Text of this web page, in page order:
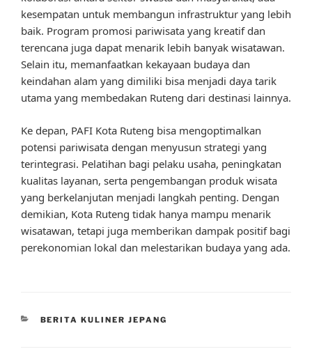
kesempatan untuk membangun infrastruktur yang lebih
baik. Program promosi pariwisata yang kreatif dan
terencana juga dapat menarik lebih banyak wisatawan.
Selain itu, memanfaatkan kekayaan budaya dan
keindahan alam yang dimiliki bisa menjadi daya tarik
utama yang membedakan Ruteng dari destinasi lainnya.
Ke depan, PAFI Kota Ruteng bisa mengoptimalkan
potensi pariwisata dengan menyusun strategi yang
terintegrasi. Pelatihan bagi pelaku usaha, peningkatan
kualitas layanan, serta pengembangan produk wisata
yang berkelanjutan menjadi langkah penting. Dengan
demikian, Kota Ruteng tidak hanya mampu menarik
wisatawan, tetapi juga memberikan dampak positif bagi
perekonomian lokal dan melestarikan budaya yang ada.
CATEGORIES
BERITA KULINER JEPANG